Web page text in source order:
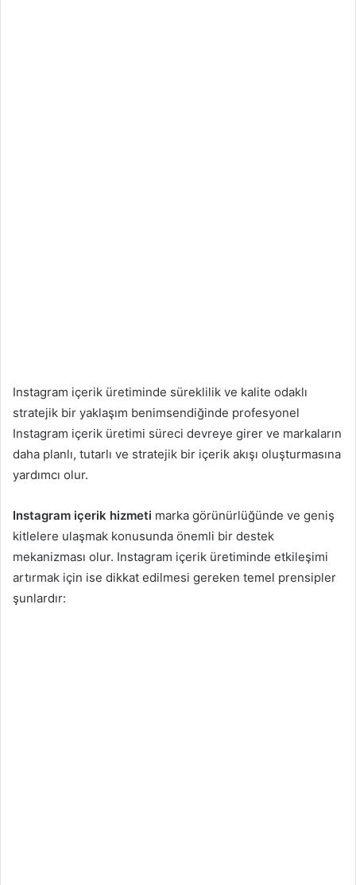
Instagram içerik üretiminde süreklilik ve kalite odaklı
stratejik bir yaklaşım benimsendiğinde profesyonel
Instagram içerik üretimi süreci devreye girer ve markaların
daha planlı, tutarlı ve stratejik bir içerik akışı oluşturmasına
yardımcı olur.
Instagram içerik hizmeti marka görünürlüğünde ve geniş
kitlelere ulaşmak konusunda önemli bir destek
mekanizması olur. Instagram içerik üretiminde etkileşimi
artırmak için ise dikkat edilmesi gereken temel prensipler
şunlardır: